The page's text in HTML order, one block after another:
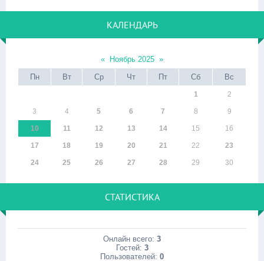
КАЛЕНДАРЬ
« Ноябрь 2025 »
Пн
Вт Ср Чт Пт Сб Вс
1 2
3 4 5 6 7 8 9
10 11 12 13 14 15 16
17 18 19 20 21 22 23
24 25 26 27 28 29 30
СТАТИСТИКА
Онлайн всего: 3
Гостей: 3
Пользователей: 0